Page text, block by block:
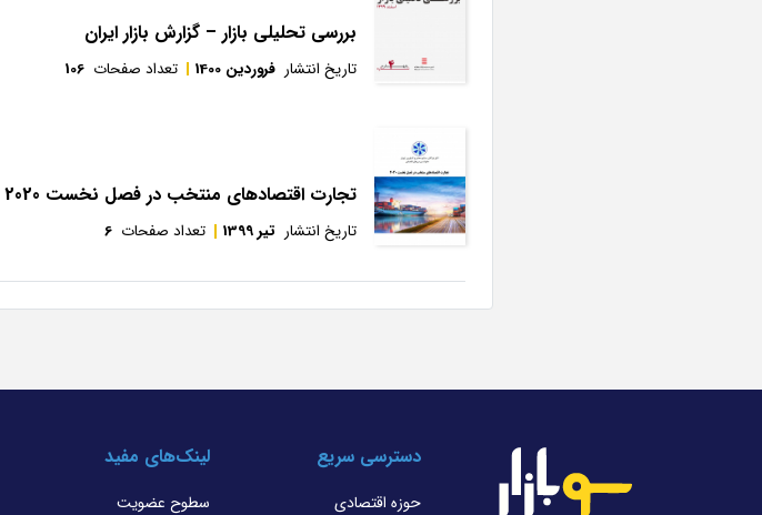
بررسی تحلیلی بازار – گزارش بازار ایران
تاریخ انتشار فروردین 1400 تعداد صفحات 106
تجارت اقتصادهای منتخب در فصل نخست 2020 - گزارش بازار جهان
تاریخ انتشار تیر 1399 تعداد صفحات 6
دسترسی سریع
حوزه اقتصادی
لینک‌های مفید
سطوح عضویت